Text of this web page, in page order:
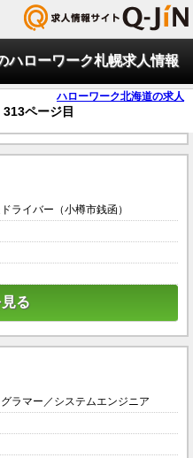
ローワーク札幌求人情報
ハローワーク北海道の求人
ページ目
ライバー（小樽市銭函）
る
ラマー／システムエンジニア